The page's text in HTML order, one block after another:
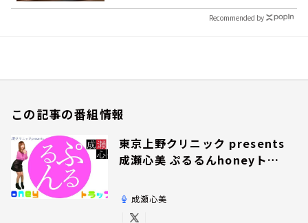
Recommended by
この記事の番組情報
東京上野クリニック presents
成瀬心美 ぷるるんhoneyトラ
成瀬心美